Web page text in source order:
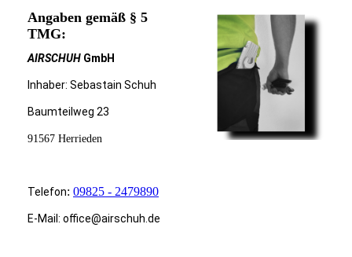
Angaben gemäß § 5
TMG:
AIRSCHUH GmbH
Inhaber: Sebastain Schuh
Baumteilweg 23
91567 Herrieden
Telefon: 09825 - 2479890
E-Mail: office@airschuh.de